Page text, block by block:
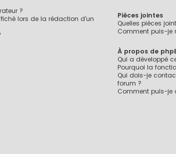
?
lors de la rédaction d’un
Pièces jointes
Quelles pièces
Comment puis-je
À propos de
Qui a développé
Pourquoi la
Qui dois-je
forum ?
Comment puis-je